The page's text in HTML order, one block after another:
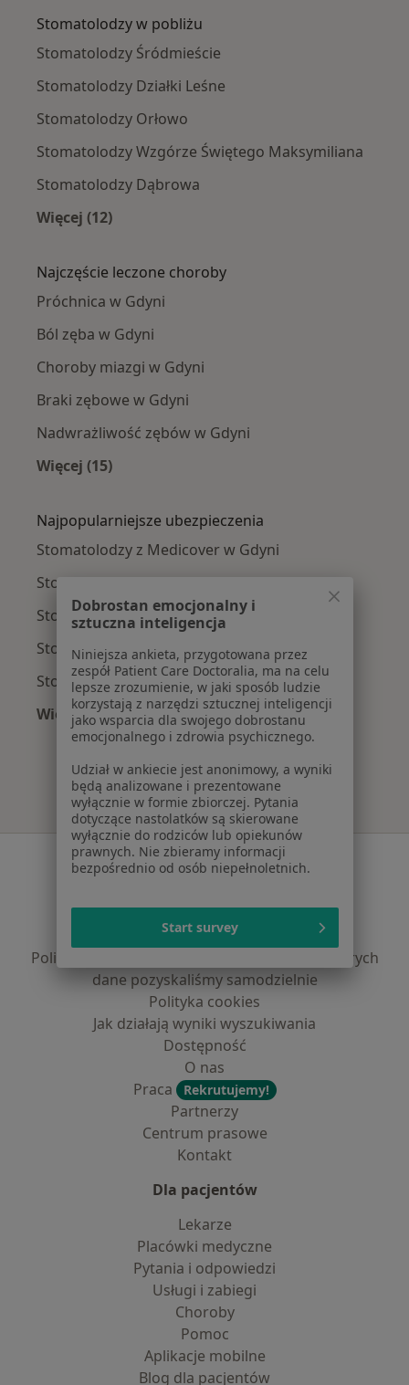
Stomatolodzy w pobliżu
Stomatolodzy Śródmieście
Stomatolodzy Działki Leśne
Stomatolodzy Orłowo
Stomatolodzy Wzgórze Świętego Maksymiliana
Stomatolodzy Dąbrowa
Więcej (12)
Najczęście leczone choroby
Próchnica w Gdyni
Ból zęba w Gdyni
Choroby miazgi w Gdyni
Braki zębowe w Gdyni
Nadwrażliwość zębów w Gdyni
Więcej (15)
Najpopularniejsze ubezpieczenia
Stomatolodzy z Medicover w Gdyni
Stomatolodzy z TU Zdrowie w Gdyni
Stomatolodzy z Allianz w Gdyni
Stomatolodzy z Signal Iduna w Gdyni
Stomatolodzy z POLMED w Gdyni
Więcej (7)
Więcej w kategorii: Najpopularniejsze
Serwis
Polityka prywatności pacjentów
Polityka prywatności profesjonalistów
Polityka prywatności dla profesjonalistów, których
dane pozyskaliśmy samodzielnie
Polityka cookies
Jak działają wyniki wyszukiwania
Dostępność
O nas
Praca
Rekrutujemy!
Partnerzy
Centrum prasowe
Kontakt
Dla pacjentów
Lekarze
Placówki medyczne
Pytania i odpowiedzi
Usługi i zabiegi
Choroby
Pomoc
Aplikacje mobilne
Blog dla pacjentów
Dobrostan emocjonalny i
sztuczna inteligencja
Niniejsza ankieta, przygotowana przez
zespół Patient Care Doctoralia, ma na celu
lepsze zrozumienie, w jaki sposób ludzie
korzystają z narzędzi sztucznej inteligencji
jako wsparcia dla swojego dobrostanu
emocjonalnego i zdrowia psychicznego.
Udział w ankiecie jest anonimowy, a wyniki
będą analizowane i prezentowane
wyłącznie w formie zbiorczej. Pytania
dotyczące nastolatków są skierowane
wyłącznie do rodziców lub opiekunów
prawnych. Nie zbieramy informacji
bezpośrednio od osób niepełnoletnich.
Start survey